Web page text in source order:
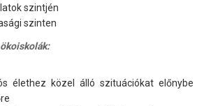
szintjén
szinten
élethez közel álló szituációkat előnybe